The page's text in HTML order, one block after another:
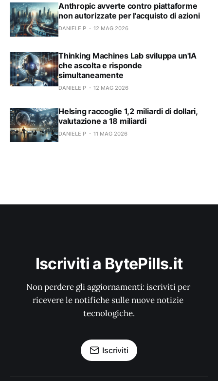
Anthropic avverte contro piattaforme
non autorizzate per l'acquisto di azioni
DANIELE P 12 MAG 2026
Thinking Machines Lab sviluppa un'IA
che ascolta e risponde
simultaneamente
DANIELE P 12 MAG 2026
Helsing raccoglie 1,2 miliardi di dollari,
valutazione a 18 miliardi
DANIELE P 11 MAG 2026
Iscriviti a BytePills.it
Non perdere gli aggiornamenti: iscriviti per
ricevere le notifiche sulle nuove notizie
tecnologiche.
Iscriviti